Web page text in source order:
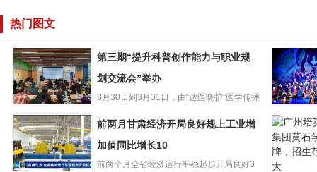
热门图文
第三期“提升科普
创作能力与职业
规划交流会”举办
第三期“提升科普创作能力与职业规
划交流会”举办
3月30日到3月31日，由“达医晓护”医学传播
再听折子
肃省13个
选国家级
前两月甘肃经济开局良好规上工业增
加值同比增长10
前两个月全省经济运行平稳起步开局良好3